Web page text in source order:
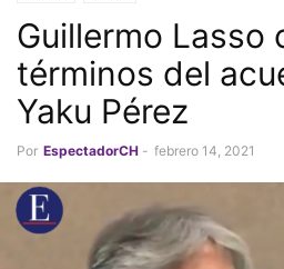
Guillermo Lasso
términos del
Yaku Pérez
Por EspectadorCH - febrero 14, 2021